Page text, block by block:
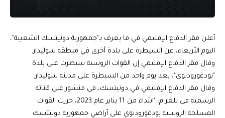
أعلن مقر الدفاع الإقليمي في ما يعرف بـ"جمهورية دونيتسك الشعبية"،
اليوم الأربعاء، عن السيطرة على بلدة أخرى في منطقة سوليدار.
وقال مقر الدفاع الإقليمي إن القوات الروسية سيطرت على بلدة
"بودغورودنوي"، بعد يوم واحد من السيطرة على مدينة سوليدار.
وقال مقر الدفاع الإقليمي في دونيتسك، في منشور على قناته
الرسمية في تلغرام: "ابتداء من 11 يناير عام 2023، حررت القوات
المسلحة الروسية بودغورودنوي على أراضي جمهورية دونيتسك